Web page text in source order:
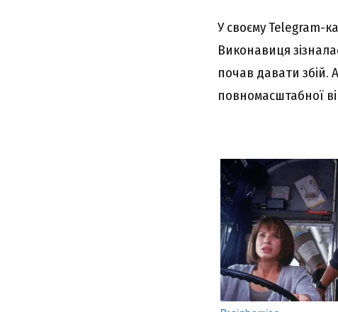
У своєму Telegram-
Виконавиця
почав давати збій.
повномасштабної